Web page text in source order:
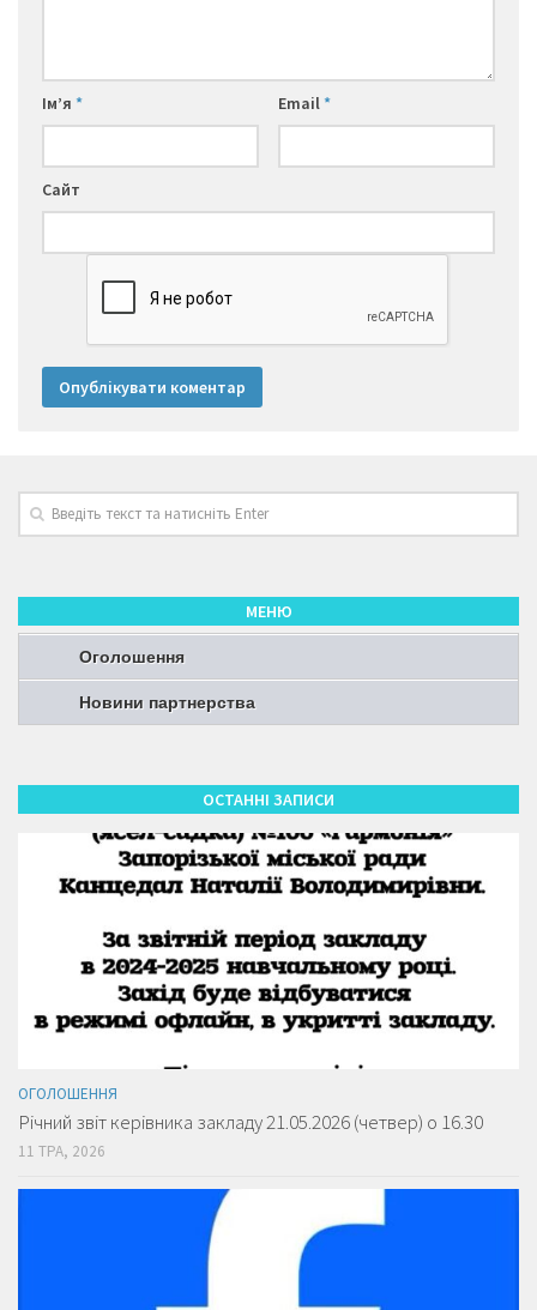
Ім’я * Email*
Сайт
МЕНЮ
Оголошення
Новини партнерства
ОСТАННІ ЗАПИСИ
ОГОЛОШЕННЯ
Річний звіт керівника закладу 21.05.2026 (четвер) о 16.30
11 ТРА, 2026